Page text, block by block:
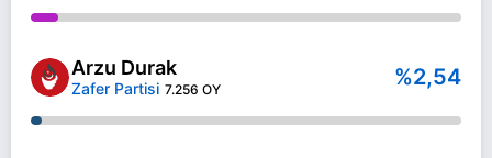
Arzu Durak
Zafer Partisi 7.256 OY %2,54